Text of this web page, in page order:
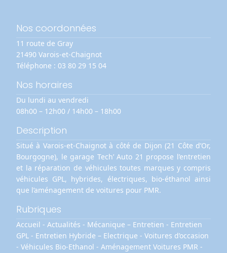
Nos coordonnées
11 route de Gray
21490 Varois-et-Chaignot
Téléphone : 03 80 29 15 04
Nos horaires
Du lundi au vendredi
08h00 – 12h00 / 14h00 – 18h00
Description
Situé à Varois-et-Chaignot à côté de Dijon (21 Côte d’Or,
Bourgogne), le garage Tech’ Auto 21 propose l’entretien
et la réparation de véhicules toutes marques y compris
véhicules GPL, hybrides, électriques, bio-éthanol ainsi
que l’aménagement de voitures pour PMR.
Rubriques
Accueil - Actualités - Mécanique – Entretien - Entretien
GPL - Entretien Hybride – Electrique - Voitures d’occasion
- Véhicules Bio-Ethanol - Aménagement Voitures PMR -